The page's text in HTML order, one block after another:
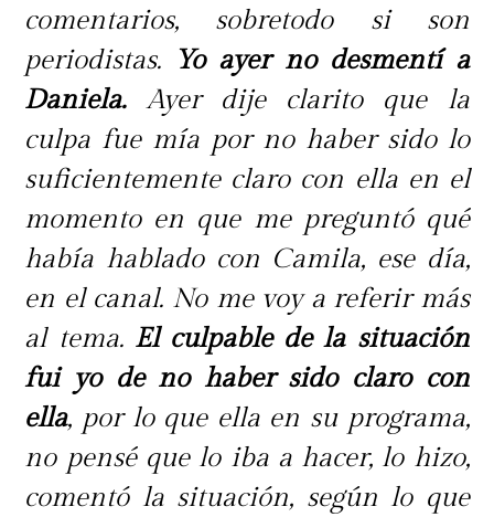
la médico cirujano de urgencias
Carolina Herrera, quien explicó que
el cuadro médico de Kathy pudo
haber tenido consecuencias
fatales.La profesional detalló que
inicialmente intentaron una
cirugía laparoscópica, pero debido a
la gravedad debieron realizar una
intervención abierta para limpiar el
intestino.
"Esto implica riesgo de sangrado,
inflamación, baja de presión y el
comentarios, sobretodo si son
periodistas. Yo ayer no desmentí a
Daniela.Ayer dije clarito que la
culpa fue mía por no haber sido lo
suficientemente claro con ella en el
momento en que me preguntó qué
había hablado con Camila, ese día,
en el canal. No me voy a referir más
al tema. El culpable de la situación
fui yo de no haber sido claro con
ella, por lo que ella en su programa,
no pensé que lo iba a hacer, lo hizo,
comentó la situación, según lo que